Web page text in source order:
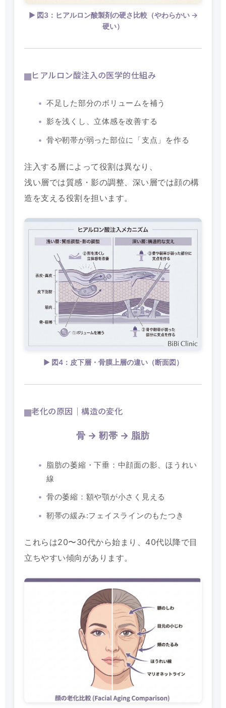
▶ 図3：ヒアルロン酸製剤の硬さ比較（やわらかい →
硬い）
ヒアルロン酸注入の医学的仕組み
不足した部分のボリュームを補う
影を浅くし、立体感を改善する
骨や靭帯が弱った部位に「支点」を作る
注入する層によって役割は異なり、
浅い層では質感・影の調整、深い層では顔の構
造を支える役割を担います。
▶ 図4：皮下層・骨膜上層の違い（断面図）
老化の原因｜構造の変化
骨 → 靭帯 → 脂肪
脂肪の萎縮・下垂：中顔面の影、ほうれい
線
骨の萎縮：額や顎が小さく見える
靭帯の緩み:フェイスラインのもたつき
これらは20〜30代から始まり、40代以降で目
立ちやすい傾向があります。